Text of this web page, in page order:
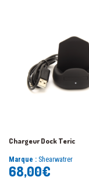
Chargeur Dock Teric
Marque : Shearwatrer
68,00€